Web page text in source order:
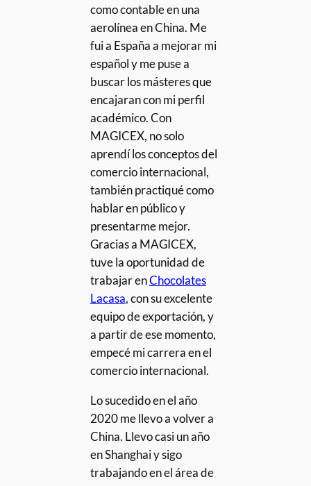
como contable en una
aerolínea en China. Me
fui a España a mejorar mi
español y me puse a
buscar los másteres que
encajaran con mi perfil
académico. Con
MAGICEX, no solo
aprendí los conceptos del
comercio internacional,
también practiqué como
hablar en público y
presentarme mejor.
Gracias a MAGICEX,
tuve la oportunidad de
trabajar enChocolates
Lacasa, con su excelente
equipo de exportación, y
a partir de ese momento,
empecé mi carrera en el
comercio internacional.
Lo sucedido en el año
2020 me llevo a volver a
China. Llevo casi un año
en Shanghai y sigo
trabajando en el área de